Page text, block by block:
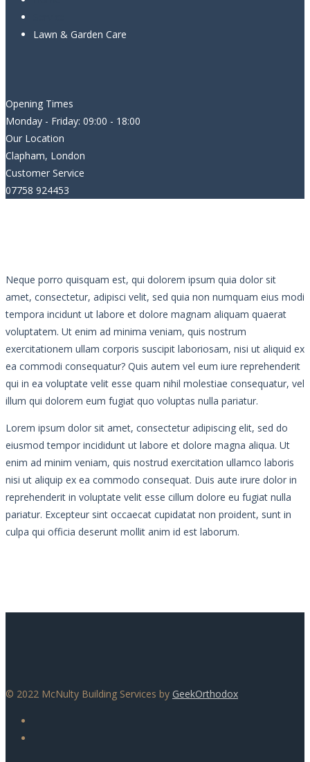
Lawn & Garden Care
Opening Times
Monday - Friday: 09:00 - 18:00
Our Location
Clapham, London
Customer Service
07758 924453
Neque porro quisquam est, qui dolorem ipsum quia dolor sit
amet, consectetur, adipisci velit, sed quia non numquam eius modi
tempora incidunt ut labore et dolore magnam aliquam quaerat
voluptatem. Ut enim ad minima veniam, quis nostrum
exercitationem ullam corporis suscipit laboriosam, nisi ut aliquid ex
ea commodi consequatur? Quis autem vel eum iure reprehenderit
qui in ea voluptate velit esse quam nihil molestiae consequatur, vel
illum qui dolorem eum fugiat quo voluptas nulla pariatur.
Lorem ipsum dolor sit amet, consectetur adipiscing elit, sed do
eiusmod tempor incididunt ut labore et dolore magna aliqua. Ut
enim ad minim veniam, quis nostrud exercitation ullamco laboris
nisi ut aliquip ex ea commodo consequat. Duis aute irure dolor in
reprehenderit in voluptate velit esse cillum dolore eu fugiat nulla
pariatur. Excepteur sint occaecat cupidatat non proident, sunt in
culpa qui officia deserunt mollit anim id est laborum.
© 2022 McNulty Building Services by GeekOrthodox